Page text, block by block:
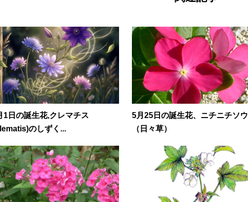
1日の誕生花,クレマチス
のしずく...
5月25日の誕生花、ニチニチソウ
（日々草）